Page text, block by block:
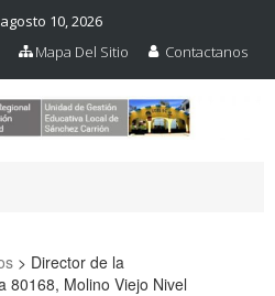
10, 2026
Mapa Del Sitio Contactanos
> Director de la
80168, Molino Viejo Nivel